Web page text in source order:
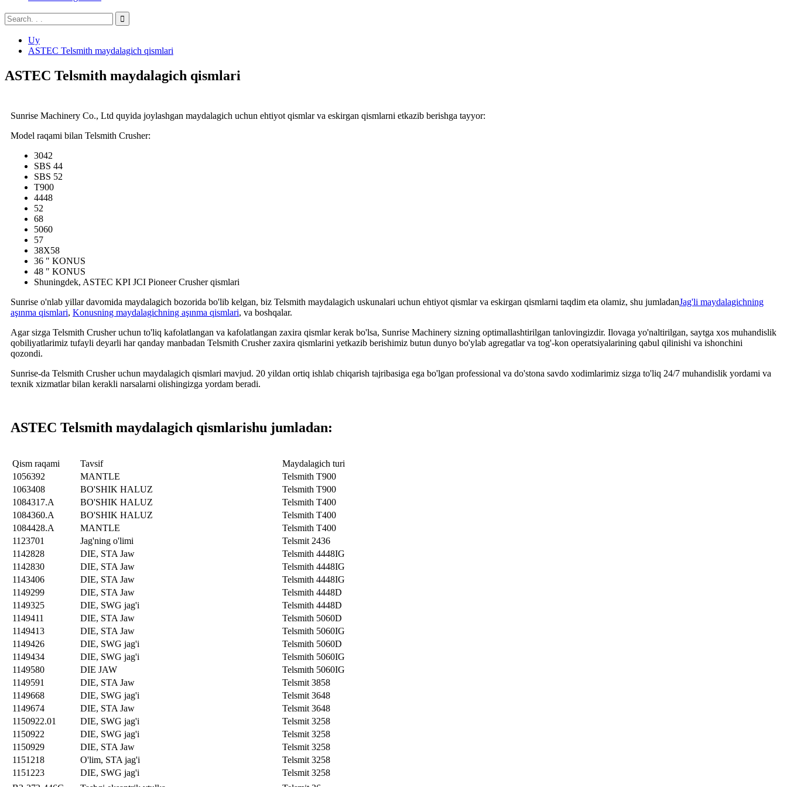
Uy
ASTEC Telsmith maydalagich qismlari
ASTEC Telsmith maydalagich qismlari
Sunrise Machinery Co., Ltd quyida joylashgan maydalagich uchun ehtiyot qismlar va eskirgan qismlarni etkazib berishga tayyor:
Model raqami bilan Telsmith Crusher:
3042
SBS 44
SBS 52
T900
4448
52
68
5060
57
38X58
36 ″ KONUS
48 ″ KONUS
Shuningdek, ASTEC KPI JCI Pioneer Crusher qismlari
Sunrise o'nlab yillar davomida maydalagich bozorida bo'lib kelgan, biz Telsmith maydalagich uskunalari uchun ehtiyot qismlar va eskirgan qismlarni taqdim eta olamiz, shu jumladanJag'li maydalagichning
aşınma qismlari, Konusning maydalagichning aşınma qismlari, va boshqalar.
Agar sizga Telsmith Crusher uchun to'liq kafolatlangan va kafolatlangan zaxira qismlar kerak bo'lsa, Sunrise Machinery sizning optimallashtirilgan tanlovingizdir. Ilovaga yo'naltirilgan, saytga xos muhandislik
qobiliyatlarimiz tufayli deyarli har qanday manbadan Telsmith Crusher zaxira qismlarini yetkazib berishimiz butun dunyo bo'ylab agregatlar va tog'-kon operatsiyalarining qabul qilinishi va ishonchini
qozondi.
Sunrise-da Telsmith Crusher uchun maydalagich qismlari mavjud. 20 yildan ortiq ishlab chiqarish tajribasiga ega bo'lgan professional va do'stona savdo xodimlarimiz sizga to'liq 24/7 muhandislik yordami va
texnik xizmatlar bilan kerakli narsalarni olishingizga yordam beradi.
ASTEC Telsmith maydalagich qismlarishu jumladan:
Qism raqami Tavsif
Maydalagich turi
1056392
MANTLE
Telsmith T900
1063408
BO'SHIK HALUZ
Telsmith T900
1084317.A
BO'SHIK HALUZ
Telsmith T400
1084360.A
BO'SHIK HALUZ
Telsmith T400
1084428.A
MANTLE
Telsmith T400
1123701
Jag'ning o'limi
Telsmit 2436
1142828
DIE, STA Jaw
Telsmith 4448IG
1142830
DIE, STA Jaw
Telsmith 4448IG
1143406
DIE, STA Jaw
Telsmith 4448IG
1149299
DIE, STA Jaw
Telsmith 4448D
1149325
DIE, SWG jag'i
Telsmith 4448D
1149411
DIE, STA Jaw
Telsmith 5060D
1149413
DIE, STA Jaw
Telsmith 5060IG
1149426
DIE, SWG jag'i
Telsmith 5060D
1149434
DIE, SWG jag'i
Telsmith 5060IG
1149580
DIE JAW
Telsmith 5060IG
1149591
DIE, STA Jaw
Telsmit 3858
1149668
DIE, SWG jag'i
Telsmit 3648
1149674
DIE, STA Jaw
Telsmit 3648
1150922.01
DIE, SWG jag'i
Telsmit 3258
1150922
DIE, SWG jag'i
Telsmit 3258
1150929
DIE, STA Jaw
Telsmit 3258
1151218
O'lim, STA jag'i
Telsmit 3258
1151223
DIE, SWG jag'i
Telsmit 3258